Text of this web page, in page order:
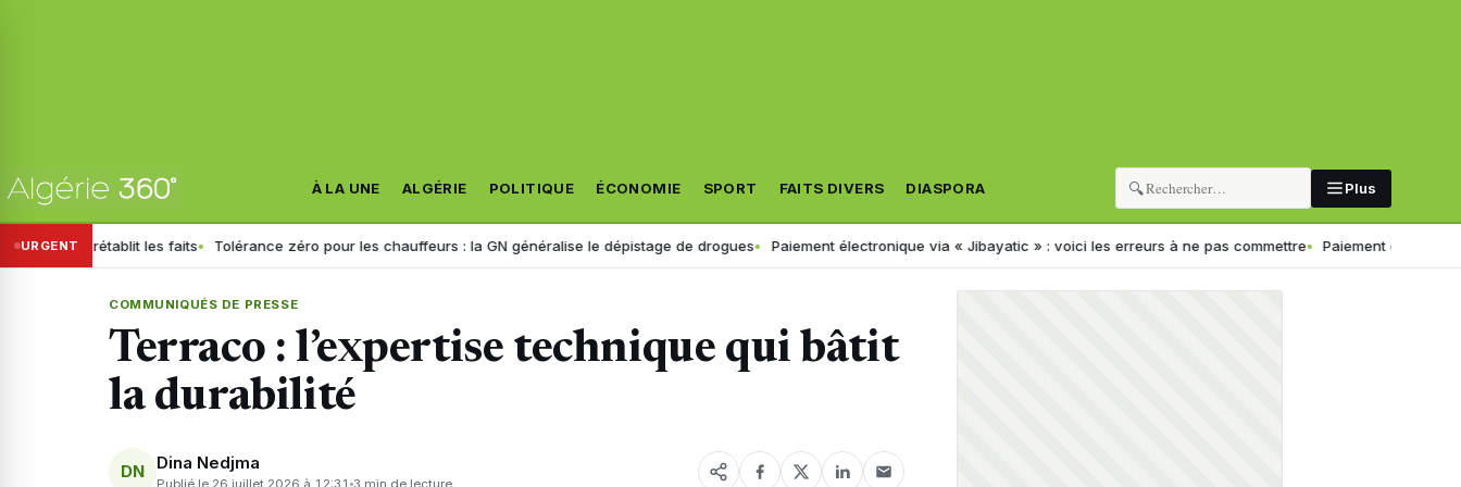
À LA UNE ALGÉRIE POLITIQUE ÉCONOMIE SPORT FAITS DIVERS DIASPORA 🔍 Plus
URGENT
les faits Tolérance zéro pour les chauffeurs : la GN généralise le dépistage de drogues Paiement électronique via « Jibayatic » : voici les erreurs à ne pas commettre Paiement électronique en Algérie :
COMMUNIQUÉS DE PRESSE
Terraco : l’expertise technique qui bâtit
la durabilité
DN Dina Nedjma
Publié le 26 juillet 2026 à 12:31 3 min de lecture